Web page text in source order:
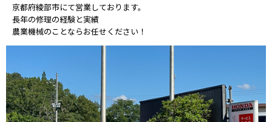
京都府綾部市にて営業しております。
長年の修理の経験と実績
農業機械のことならお任せください！